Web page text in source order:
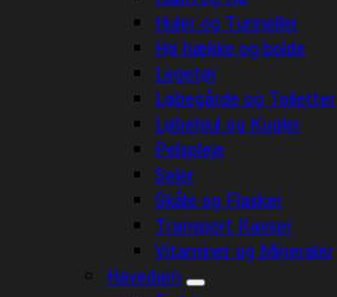
Huler og Tunneller
Hø hække og bolde
Legetøj
Løbegårde og Toiletter
Løbehjul og Kugler
Pelspleje
Seler
Skåle og Flasker
Transport Kasser
Vitaminer og Mineraler
Havedam